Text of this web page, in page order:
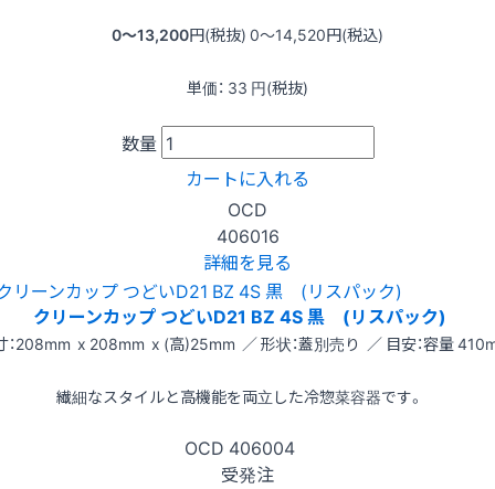
0〜13,200円(税抜) 0〜14,520円(税込)
単価： 33 円(税抜)
数量
カートに入れる
OCD
406016
詳細を見る
クリーンカップ つどいD21 BZ 4S 黒 (リスパック)
：208mm x 208mm x (高)25mm ／ 形状：蓋別売り ／ 目安：容量
繊細なスタイルと高機能を両立した冷惣菜容器です。
OCD 406004
受発注